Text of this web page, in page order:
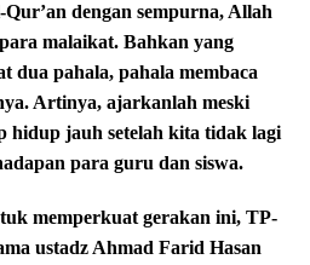
dengan sempurna, Allah
malaikat. Bahkan yang
dua pahala, pahala membaca
Artinya, ajarkanlah meski
hidup jauh setelah kita tidak lagi
para guru dan siswa.
memperkuat gerakan ini, TP-
ustadz Ahmad Farid Hasan